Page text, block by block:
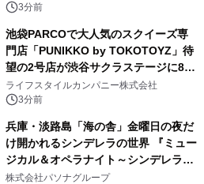
演奏で参加も！
3分前
池袋PARCOで大人気のスクイーズ専
門店「PUNIKKO by TOKOTOYZ」待
望の2号店が渋谷サクラステージに8月
21日オープン！
ライフスタイルカンパニー株式会社
3分前
兵庫・淡路島「海の舎」金曜日の夜だ
け開かれるシンデレラの世界 『ミュー
ジカル＆オペラナイト～シンデレラ
～』 9月4日より開催
株式会社パソナグループ